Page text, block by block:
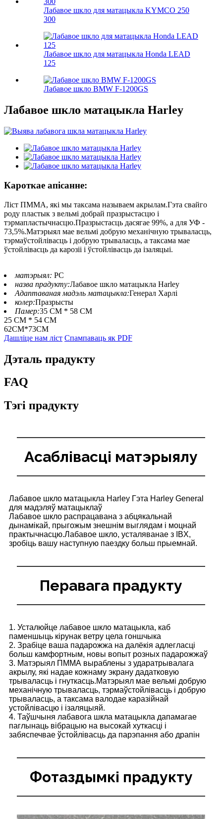
Лабавое шкло для матацыкла KYMCO 250
300
Лабавое шкло для матацыкла Honda LEAD
125
Лабавое шкло BMW F-1200GS
Лабавое шкло матацыкла Harley
Кароткае апісанне:
Ліст ПММА, які мы таксама называем акрылам.Гэта свайго
роду пластык з вельмі добрай празрыстасцю і
тэрмапластычнасцю.Празрыстасць дасягае 99%, а для УФ -
73,5%.Матэрыял мае вельмі добрую механічную трываласць,
тэрмаўстойлівасць і добрую трываласць, а таксама мае
ўстойлівасць да карозіі і ўстойлівасць да ізаляцыі.
матэрыял: PC
назва прадукту:Лабавое шкло матацыкла Harley
Адаптаваная мадэль матацыкла:Генерал Харлі
колер:Празрысты
Памер:35 СМ * 58 СМ
25 СМ * 54 СМ
62СМ*73СМ
Дашліце нам ліст Спампаваць як PDF
Дэталь прадукту
FAQ
Тэгі прадукту
Асаблівасці матэрыялу
Лабавое шкло матацыкла Harley Гэта Harley General
для мадэляў матацыклаў
Лабавое шкло распрацавана з абцякальнай
дынамікай, прыгожым знешнім выглядам і моцнай
практычнасцю.Лабавое шкло, усталяванае з IBX,
зробіць вашу наступную паездку больш прыемнай.
Перавага прадукту
1. Усталюйце лабавое шкло матацыкла, каб
паменшыць кірунак ветру цела гоншчыка
2. Зрабіце ваша падарожжа на далёкія адлегласці
больш камфортным, новы вопыт розных падарожжаў
3. Матэрыял ПММА выраблены з ударатрывалага
акрылу, які надае кожнаму экрану дадатковую
трываласць і гнуткасць.Матэрыял мае вельмі добрую
механічную трываласць, тэрмаўстойлівасць і добрую
трываласць, а таксама валодае каразійнай
устойлівасцю і ізаляцыяй.
4. Таўшчыня лабавога шкла матацыкла дапамагае
паглынаць вібрацыю на высокай хуткасці і
забяспечвае ўстойлівасць да парэпання або драпін
Фотаздымкі прадукту